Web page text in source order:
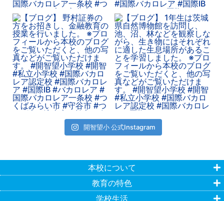
開智望小 公式Instagram
本校について
教育の特色
学校生活